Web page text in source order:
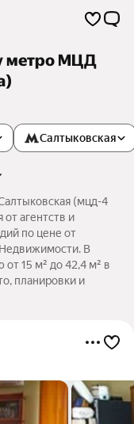
метро МЦД
Салтыковская
(мцд-4
агентств и
по цене от
В
15 м² до 42,4 м² в
планировки и